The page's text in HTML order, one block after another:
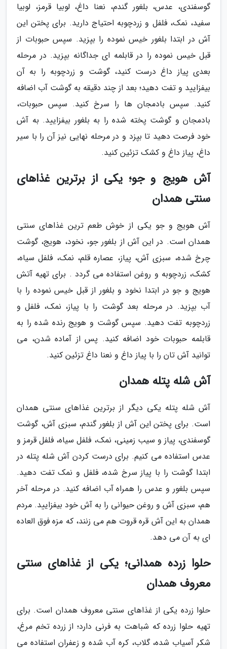
گوسفندی، عدس، بلغور گندم، نعنا داغ، لوبیا قرمز، لوبیا
سفید، نمک، فلفل و زردچوبه احتیاج دارید. برای پختن این
آش در ابتدا بلغور خیس نموده را بپزید. سپس حبوبات از
قبل خیس نموده را در قابلمه ای جداگانه بپزید. در مرحله
بعدی پیاز داغ درست کنید، گوشت و زردچوبه را به آن
بیفزایید و تفت دهید؛ بعد از چند دقیقه به گوشت آب اضافه
کنید. سپس بادمجان ها را سرخ کنید. سپس حبوبات،
بادمجان و گوشت پخته شده را به بلغور بیفزایید. به آش
خود فرصت دهید تا بپزد و در مرحله نهایی نیز آن را با سیر
داغ، پیاز داغ و کشک تزئین کنید.
آش هویج و جو؛ یکی از برترین غذاهای
سنتی همدان
آش هویج و جو یکی از خوش طعم ترین غذاهای سنتی
همدان است. در این آش از بلغور جو، نخود، هویج، گوشت
چرخ شده، سبزی آش، پیاز، عصاره قلم، نمک، فلفل سیاه،
کشک، زردچوبه و روغن استفاده می گردد . برای تهیه آتش
هویج و جو در ابتدا نخود و بلغور از قبل خیس نموده را با
آب بپزید. در مرحله بعد گوشت را با پیاز، نمک، فلفل و
زردچوبه تفت دهید. سپس گوشت و هویج رنده شده را به
قابلمه حبوبات خود اضافه کنید. پس از آماده شدن، می
توانید آش تان را با پیاز داغ و نعنا داغ تزئین کنید.
آش شله پتله همدان
آش شله پتله یکی دیگر از برترین غذاهای سنتی همدان
است. برای پختن این آش از بلغور گندم، سبزی آش، گوشت
گوسفندی، پیاز و سیب زمینی، نمک، فلفل سیاه، فلفل قرمز و
عدس استفاده می کنیم. برای درست کردن آش شله پتله در
ابتدا گوشت را با پیاز سرخ شده، فلفل و نمک تفت دهید.
سپس بلغور و عدس را همراه آب اضافه کنید. در مرحله آخر
هم، سبزی آش و روغن حیوانی را به آش خود بیفزایید. مردم
همدان به این آش قره قروت هم می زنند، که مزه فوق العاده
ای به آن می دهد.
حلوا زرده همدانی؛ یکی از غذاهای سنتی
معروف همدان
حلوا زرده یکی از غذاهای سنتی معروف همدان است. برای
تهیه حلوا زرده که شباهت به فرنی دارد؛ از زرده تخم مرغ،
شکر آسیاب شده، گلاب، کره آب شده و زعفران استفاده می